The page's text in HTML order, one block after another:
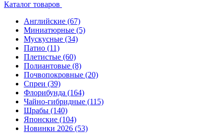
Каталог товаров
Английские (67)
Миниатюрные (5)
Мускусные (34)
Патио (11)
Плетистые (60)
Полиантовые (8)
Почвопокровные (20)
Спреи (39)
Флорибунда (164)
Чайно-гибридные (115)
Шрабы (140)
Японские (104)
Новинки 2026 (53)